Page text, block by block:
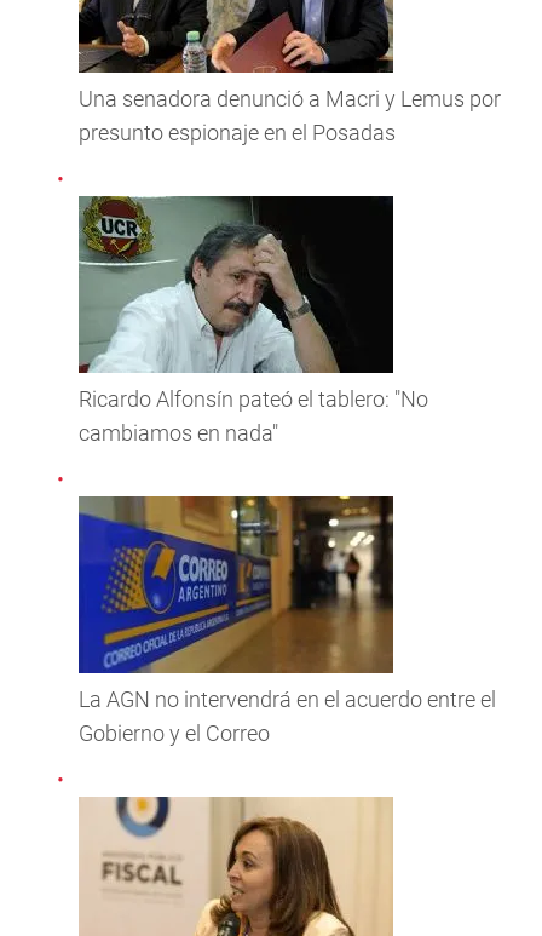
Una senadora denunció a Macri y Lemus por
presunto espionaje en el Posadas
Ricardo Alfonsín pateó el tablero: "No
cambiamos en nada"
La AGN no intervendrá en el acuerdo entre el
Gobierno y el Correo